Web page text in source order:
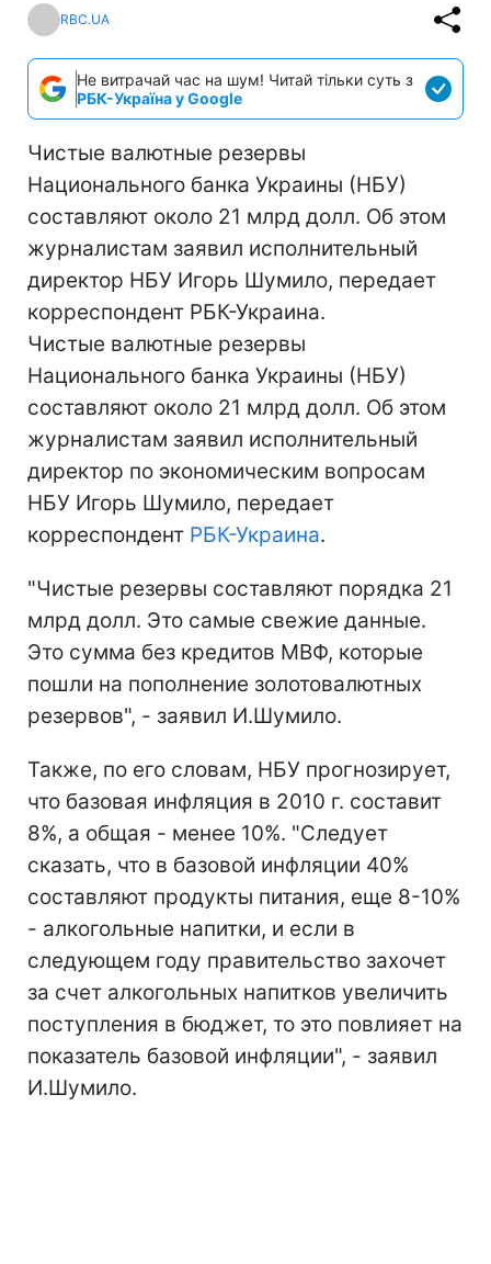
RBC.UA
Не витрачай час на шум! Читай тільки суть з
РБК-Україна у Google
Чистые валютные резервы
Национального банка Украины (НБУ)
составляют около 21 млрд долл. Об этом
журналистам заявил исполнительный
директор НБУ Игорь Шумило, передает
корреспондент РБК-Украина.
Чистые валютные резервы
Национального банка Украины (НБУ)
составляют около 21 млрд долл. Об этом
журналистам заявил исполнительный
директор по экономическим вопросам
НБУ Игорь Шумило, передает
корреспондент РБК-Украина.
"Чистые резервы составляют порядка 21
млрд долл. Это самые свежие данные.
Это сумма без кредитов МВФ, которые
пошли на пополнение золотовалютных
резервов", - заявил И.Шумило.
Также, по его словам, НБУ прогнозирует,
что базовая инфляция в 2010 г. составит
8%, а общая - менее 10%. "Следует
сказать, что в базовой инфляции 40%
составляют продукты питания, еще 8-10%
- алкогольные напитки, и если в
следующем году правительство захочет
за счет алкогольных напитков увеличить
поступления в бюджет, то это повлияет на
показатель базовой инфляции", - заявил
И.Шумило.